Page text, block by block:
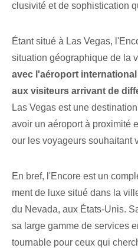
clusivité et de sophistication
Étant situé à Las Vegas,
situation géographique de la
avec l'aéroport
aux visiteurs arrivant de
Las Vegas est une
avoir un aéroport à proximité
our les voyageurs souhaitant
En bref, l'Encore est un
ment de luxe situé dans la
du Nevada, aux États-Unis.
sa large gamme de services
tournable pour ceux qui